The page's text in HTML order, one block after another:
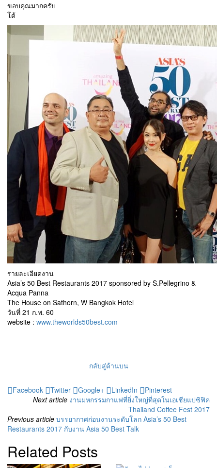
ขอบคุณมากครับ
โด้
รายละเอียดงาน
Asia’s 50 Best Restaurants 2017 sponsored by S.Pellegrino &
Acqua Panna
The House on Sathorn, W Bangkok Hotel
วันที่ 21 ก.พ. 60
website : www.theworlds50best.com
กลับสู่ด้านบน
Facebook Twitter Google+ LinkedIn
Pinterest
Next article งานมหกรรมกาแฟที่ยิ่งใหญ่ที่สุดในเอเชียแปซิฟิค
Thailand Coffee Fest 2017
Previous article บรรยากาศก่อนงานระดับโลก Asia’s 50 Best
Restaurants 2017 กับงาน Asia 50 Best Talk
Related Posts